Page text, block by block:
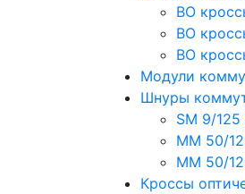
ВО
ВО
ВО
Модули
Шнуры
SM 9/125
MM 50/
MM 50/
Кроссы